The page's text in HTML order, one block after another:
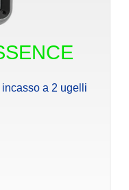
a 2 ugelli